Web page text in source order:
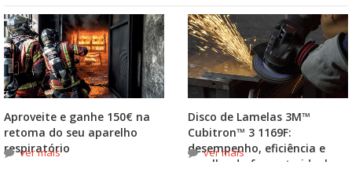
Aproveite e ganhe 150€ na
retoma do seu aparelho
respiratório
ver mais
Disco de Lamelas 3M™
Cubitron™ 3 1169F:
desempenho, eficiência e
escolha do formato ideal
ver mais